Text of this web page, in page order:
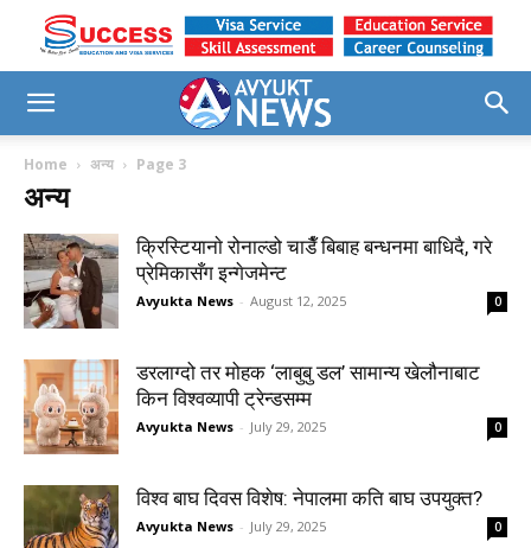
Home अन्य Page 3
अन्य
क्रिस्टियानाे रोनाल्डो चाडैँ बिबाह बन्धनमा बाधिदै, गरे
प्रेमिकासँग इन्गेजमेन्ट
Avyukta News - August 12, 2025 0
डरलाग्दो तर मोहक ‘लाबुबु डल’ सामान्य खेलौनाबाट
किन विश्वव्यापी ट्रेन्डसम्म
Avyukta News - July 29, 2025 0
विश्व बाघ दिवस विशेष: नेपालमा कति बाघ उपयुक्त?
Avyukta News - July 29, 2025 0